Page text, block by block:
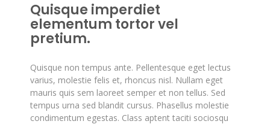
Quisque imperdiet
elementum tortor vel
pretium.
Quisque non tempus ante. Pellentesque eget lectus
varius, molestie felis et, rhoncus nisl. Nullam eget
mauris quis sem laoreet semper et non tellus. Sed
tempus urna sed blandit cursus. Phasellus molestie
condimentum egestas. Class aptent taciti sociosqu